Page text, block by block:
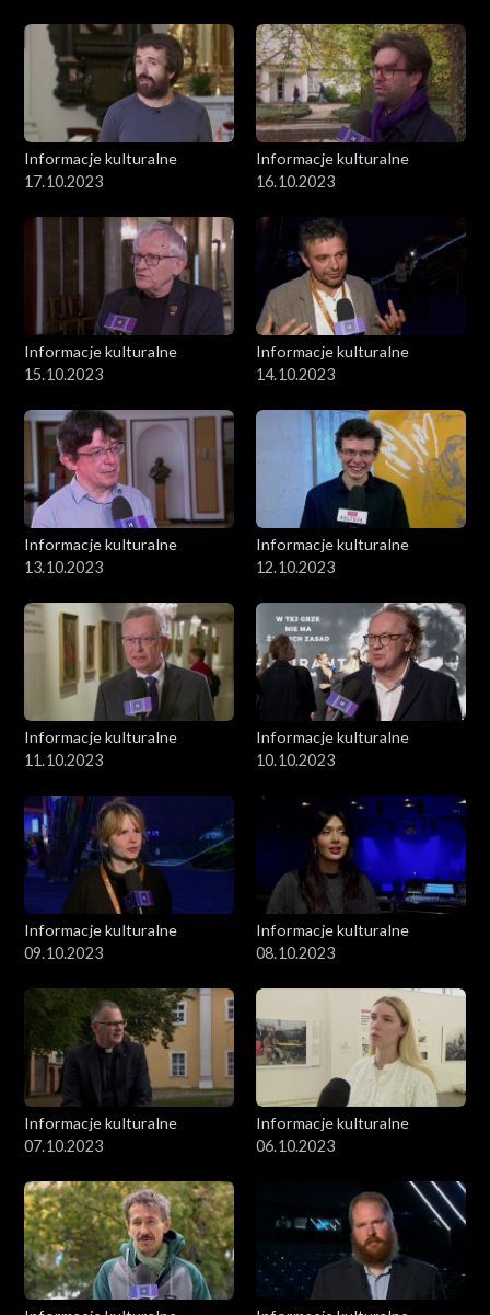
Informacje kulturalne
17.10.2023
Informacje kulturalne
16.10.2023
Informacje kulturalne
15.10.2023
Informacje kulturalne
14.10.2023
Informacje kulturalne
13.10.2023
Informacje kulturalne
12.10.2023
Informacje kulturalne
11.10.2023
Informacje kulturalne
10.10.2023
Informacje kulturalne
09.10.2023
Informacje kulturalne
08.10.2023
Informacje kulturalne
07.10.2023
Informacje kulturalne
06.10.2023